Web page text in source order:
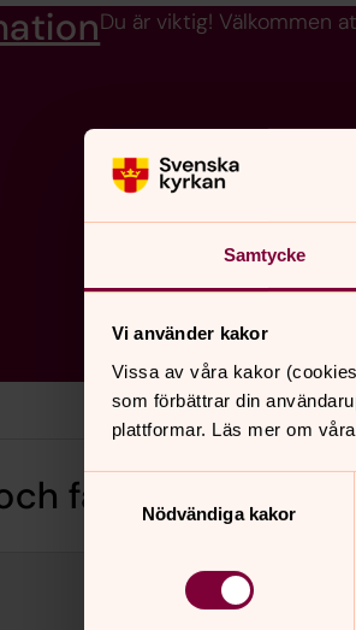
Samtycke
Vi använder kakor
Vissa av våra kakor
som förbättrar din
plattformar. Läs mer om
Nödvändiga kakor
Du är viktig! Välkommen
familj